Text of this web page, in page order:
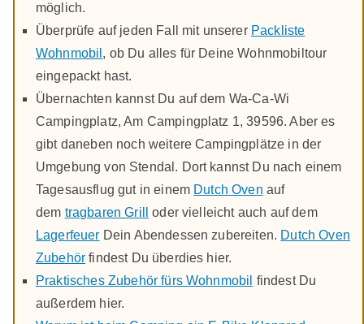
möglich.
Überprüfe auf jeden Fall mit unserer Packliste
Wohnmobil , ob Du alles für Deine Wohnmobiltour
eingepackt hast.
Übernachten kannst Du auf dem Wa-Ca-Wi
Campingplatz, Am Campingplatz 1, 39596. Aber es
gibt daneben noch weitere Campingplätze in der
Umgebung von Stendal. Dort kannst Du nach einem
Tagesausflug gut in einem Dutch Oven auf
dem tragbaren Grill
oder vielleicht auch auf dem
Lagerfeuer Dein Abendessen zubereiten. Dutch Oven
Zubehör findest Du überdies hier.
Praktisches Zubehör fürs Wohnmobil findest Du
außerdem hier.